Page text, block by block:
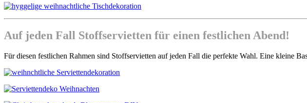
Auf jeden Fall Stoffservietten für einen festlichen Abend!
Für diesen festlichen Rahmen sind Stoffservietten auf jeden Fall die perfekte Wahl. Eine kleine